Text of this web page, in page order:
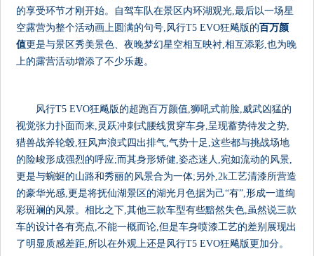
的享受环节才刚开始。自驾车队在景区内环湖观光,最后以一场星
空露营为整个活动画上圆满的句号,风行T5 EVO狂飚版的百万颜
值更是与景区秀美景色、夜晚梦幻星空相互映衬,相互添彩,也为晚
上的露营活动增添了不少乐趣。
风行T5 EVO狂飚版的超跑百万颜值,狮吼式前脸,威武凶猛的
视觉张力扑面而来,灵跃冲刺式腰线贯穿车身,呈现蓄势待发之势,
猎兽战斧轮毂,狂风声浪式四出排气,气势十足,这些都与挑战场地
的险峻形成强烈的呼应;而其身形矫健,姿态迷人,宛如流动的风景,
更是与蜿蜒的山路和秀丽的风景合为一体;另外,2k工艺清漆所营造
的豪华光感,更是将抚仙湖景区的湖光月色据为己“有”,形成一道绚
彩斑斓的风景。相比之下,其他三款车型有些黯然失色,虽然说三款
车的设计各有亮点,不能一概而论,但是车身喷漆工艺的差别展现出
了明显质感差距,所以在外观上还是风行T5 EVO狂飚版更加分。